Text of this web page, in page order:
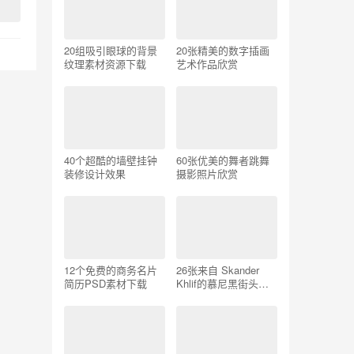
20组吸引眼球的背景
纹理素材资源下载
20张精美的数字插画
艺术作品欣赏
40个超酷的墙壁挂钟
装修设计效果
60张优美的舞者跳舞
摄影照片欣赏
12个免费的商务名片
简历PSD素材下载
26张来自 Skander
Khlif的慕尼黑街头摄